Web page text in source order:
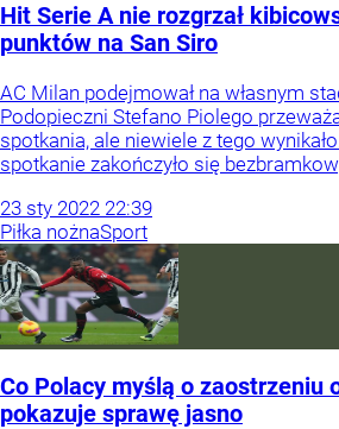
Hit Serie A nie rozgrzał
punktów na San Siro
AC Milan podejmował na własnym
Podopieczni Stefano Piolego
spotkania, ale niewiele z tego
spotkanie zakończyło się
23 sty 2022 22:39
Piłka nożnaSport
Co Polacy myślą o zaostrzeniu
pokazuje sprawę jasno